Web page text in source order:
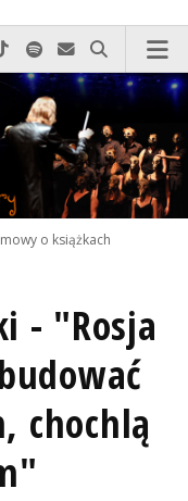
do nas zadzwoń
na Facebook-u
nas na Xnas na Instagram-ie
Odwiedź nas na TikTok-u
Szukaj nas na Spotify
Wyślij do nas
Szukaj
o książkach
- "Rosja
chochlą